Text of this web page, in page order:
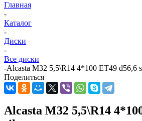
Главная
-
Каталог
-
Диски
-
Все диски
-Alcasta M32 5,5\R14 4*100 ET49 d56,6
Поделиться
Alcasta M32 5,5\R14